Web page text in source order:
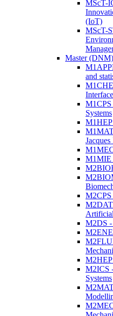
MScT-
(IoT)
MScT-
Master (DNM)
and
M1CPS
Systems
M1MIE
M2CPS
M2DS -
M2ICS
Systems